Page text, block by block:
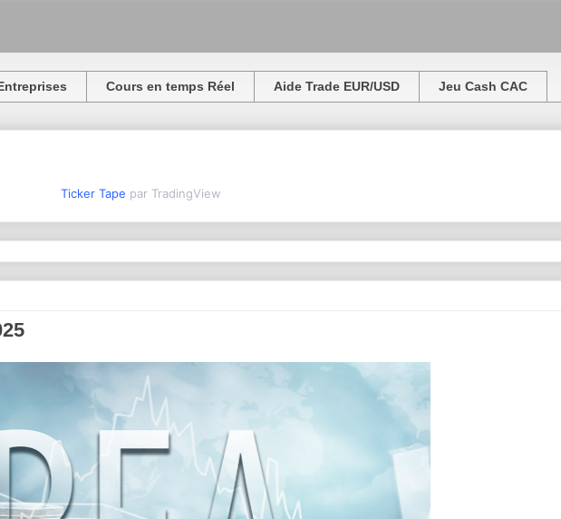
Cours en temps Réel Aide Trade EUR/USD Jeu Cash CAC
Ticker Tape par TradingView